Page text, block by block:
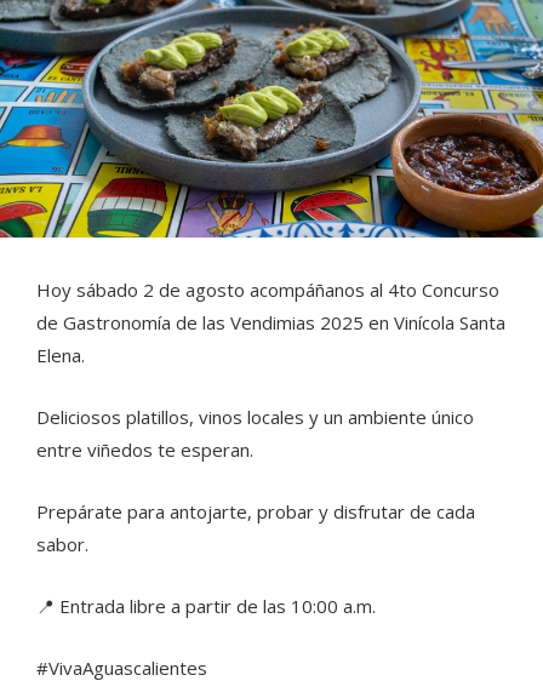
Hoy sábado 2 de agosto acompáñanos al 4to Concurso
de Gastronomía de las Vendimias 2025 en Vinícola Santa
Elena.
Deliciosos platillos, vinos locales y un ambiente único
entre viñedos te esperan.
Prepárate para antojarte, probar y disfrutar de cada
sabor.
📍 Entrada libre a partir de las 10:00 a.m.
#VivaAguascalientes